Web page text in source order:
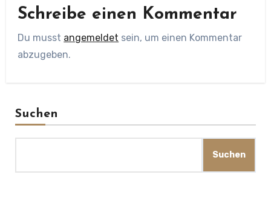
Schreibe einen Kommentar
Du musst angemeldet sein, um einen Kommentar
abzugeben.
Suchen
Suchen